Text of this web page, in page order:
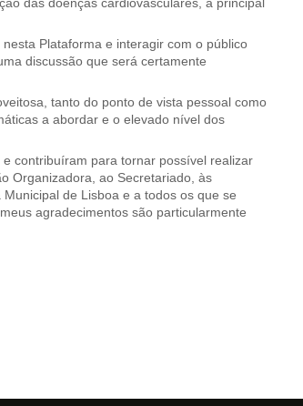
das doenças cardiovasculares, a principal
Plataforma e interagir com o público
discussão que será certamente
tanto do ponto de vista pessoal como
a abordar e o elevado nível dos
contribuíram para tornar possível realizar
Organizadora, ao Secretariado, às
de Lisboa e a todos os que se
agradecimentos são particularmente